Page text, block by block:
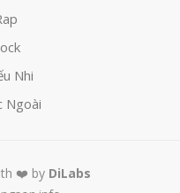
Nhi
Ngoài
❤️ by DiLabs